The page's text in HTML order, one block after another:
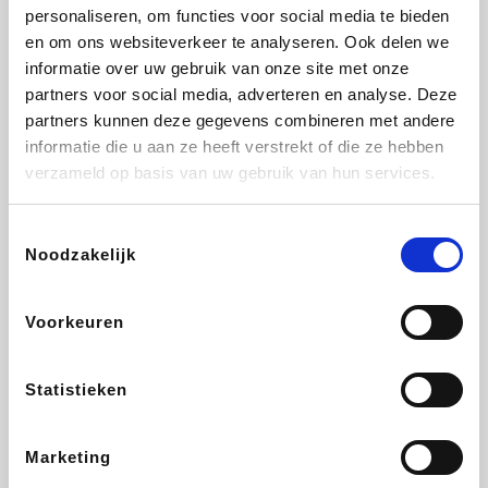
personaliseren, om functies voor social media te bieden
en om ons websiteverkeer te analyseren. Ook delen we
informatie over uw gebruik van onze site met onze
partners voor social media, adverteren en analyse. Deze
partners kunnen deze gegevens combineren met andere
informatie die u aan ze heeft verstrekt of die ze hebben
verzameld op basis van uw gebruik van hun services.
Noodzakelijk
Voorkeuren
Statistieken
Marketing
Vidaxl Lampenlicht.be Plopsa Adidas
All Accor
DectDirect
SupraBazar